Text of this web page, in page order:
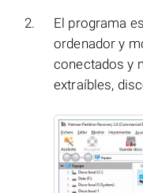
El programa
ordenador y
conectados y
extraíbles,